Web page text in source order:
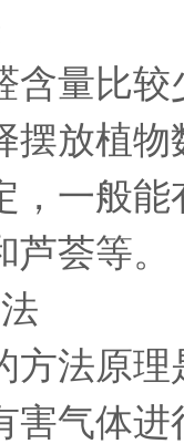
含量比
摆放植
，一般
荟等。
方法原
害气体